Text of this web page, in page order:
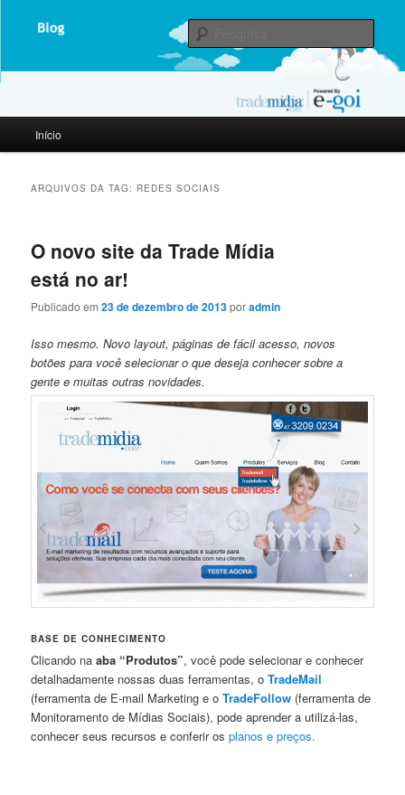
Trade Mídia powered by E-goi |
Blog
principal
Pular
conteúdo
principal
Pular
conteúdo
secundário
Início
ARQUIVOS DA TAG: REDES SOCIAIS
O novo site da Trade Mídia
está no ar!
Publicado em23 de dezembro de 2013poradmin
Isso mesmo. Novo layout, páginas de fácil acesso, novos
botões para você selecionar o que deseja conhecer sobre a
gente e muitas outras novidades.
BASE DE CONHECIMENTO
Clicando naaba “Produtos”, você pode selecionar e conhecer
detalhadamente nossas duas ferramentas, oTradeMail
(ferramenta de E-mail Marketing e oTradeFollow (ferramenta de
Monitoramento de Mídias Sociais), pode aprender a utilizá-las,
conhecer seus recursos e conferir osplanos e preços.